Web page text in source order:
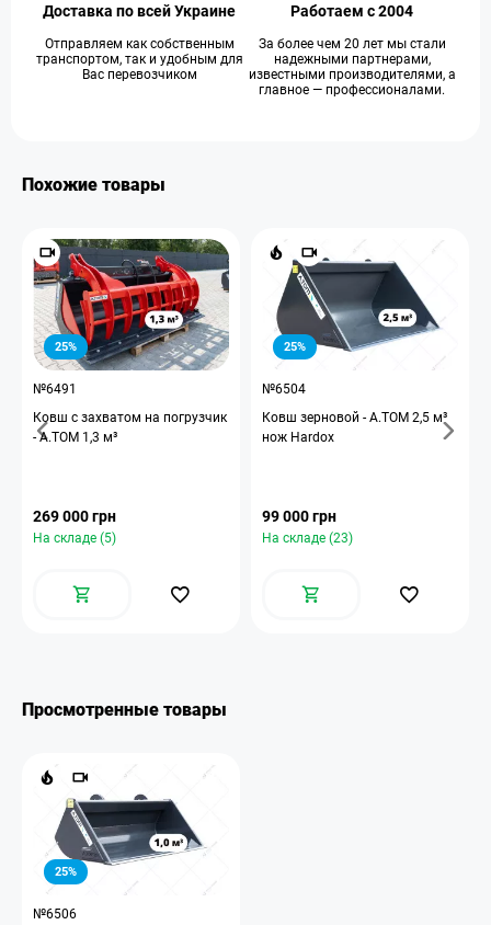
Доставка по всей Украине
Отправляем как собственным
транспортом, так и удобным для
Вас перевозчиком
Работаем с 2004
За более чем 20 лет мы стали
надежными партнерами,
известными производителями, а
главное — профессионалами.
Похожие товары
25%
№6491
Ковш с захватом на погрузчик
- А.ТОМ 1,3 м³
269 000 грн
На складе (5)
25%
№6504
Ковш зерновой - A.TOM 2,5 м³
нож Hardox
99 000 грн
На складе (23)
Просмотренные товары
25%
№6506